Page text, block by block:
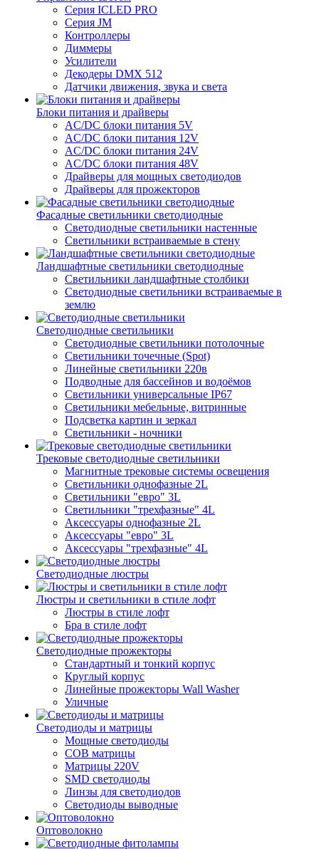
Серия ICLED PRO
Серия JM
Контроллеры
Диммеры
Усилители
Декодеры DMX 512
Датчики движения, звука и света
Блоки питания и драйверы
AC/DC блоки питания 5V
AC/DC блоки питания 12V
AC/DC блоки питания 24V
AC/DC блоки питания 48V
Драйверы для мощных светодиодов
Драйверы для прожекторов
Фасадные светильники светодиодные
Светодиодные светильники настенные
Светильники встраиваемые в стену
Ландшафтные светильники светодиодные
Светильники ландшафтные столбики
Светодиодные светильники встраиваемые в
землю
Светодиодные светильники
Светодиодные светильники потолочные
Светильники точечные (Spot)
Линейные светильники 220в
Подводные для бассейнов и водоёмов
Светильники универсальные IP67
Светильники мебельные, витринные
Подсветка картин и зеркал
Светильники - ночники
Трековые светодиодные светильники
Магнитные трековые системы освещения
Светильники однофазные 2L
Светильники "евро" 3L
Светильники "трехфазные" 4L
Аксессуары однофазные 2L
Аксессуары "евро" 3L
Аксессуары "трехфазные" 4L
Светодиодные люстры
Люстры и светильники в стиле лофт
Люстры в стиле лофт
Бра в стиле лофт
Светодиодные прожекторы
Стандартный и тонкий корпус
Круглый корпус
Линейные прожекторы Wall Washer
Уличные
Светодиоды и матрицы
Мощные светодиоды
COB матрицы
Матрицы 220V
SMD светодиоды
Линзы для светодиодов
Светодиоды выводные
Оптоволокно